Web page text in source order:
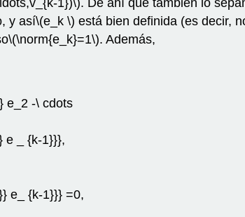
y así\(e_k \) está bien definida (es decir,
\(\norm{e_k}=1\). Además,
e_2 -\ cdots
e _ {k-1}}},
e_ {k-1}}} =0,